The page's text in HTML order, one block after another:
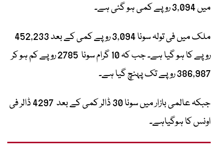
میں 3,094 روپے کمی ہو گئی ہے۔
ملک میں فی تولہ سونا 3,094 روپے کمی کے بعد 452,233
روپے کا ہو گیا ہے۔ جب کہ 10 گرام سونا 2785 روپے کم ہو کر
386,987 روپے تک پہنچ گیا ہے۔
جبکہ عالمی بازار میں سونا 30 ڈالر کمی کے بعد 4297 ڈالر فی
اونس کا ہوگیاہے۔